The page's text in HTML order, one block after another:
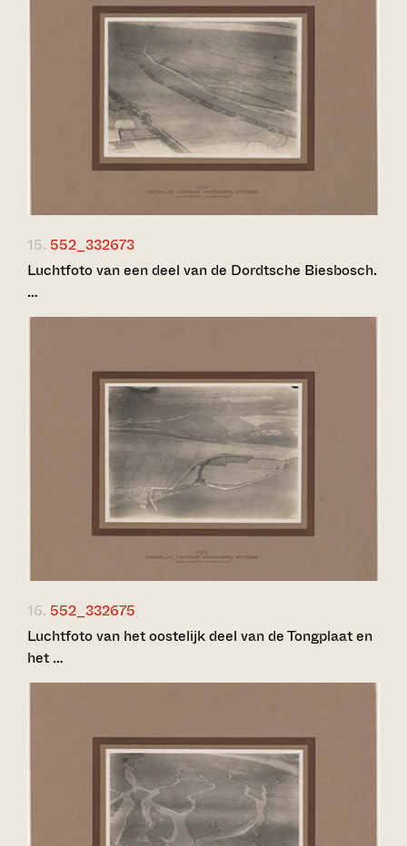
15. 552_332673
Luchtfoto van een deel van de Dordtsche Biesbosch.
…
16. 552_332675
Luchtfoto van het oostelijk deel van de Tongplaat en
het …